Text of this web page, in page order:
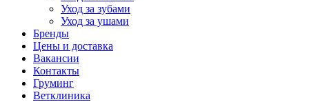
Уход за зубами
Уход за ушами
Бренды
Цены и доставка
Вакансии
Контакты
Груминг
Ветклиника